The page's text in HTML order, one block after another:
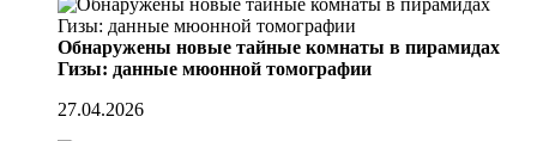
Обнаружены новые тайные комнаты в пирамидах
Гизы: данные мюонной томографии
27.04.2026